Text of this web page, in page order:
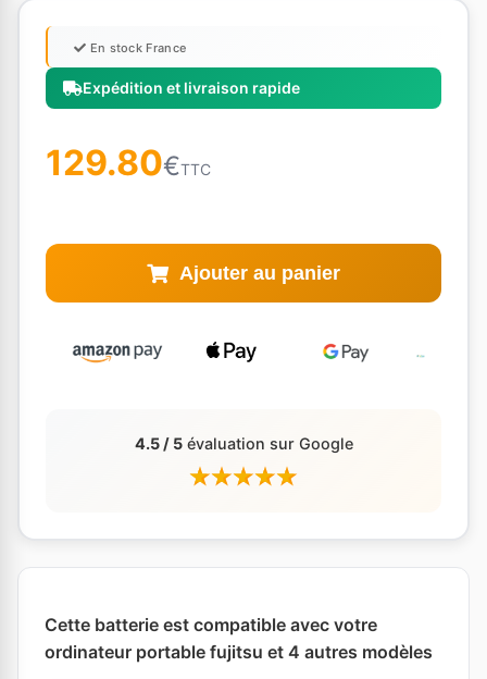
Expédition et livraison rapide
En stock France
129.80€TTC
Ajouter au panier
4.5 / 5évaluation sur Google
Cette batterie est compatible avec votre
ordinateur portable fujitsu et 4 autres modèles